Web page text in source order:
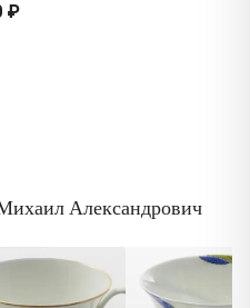
₽
Александрович